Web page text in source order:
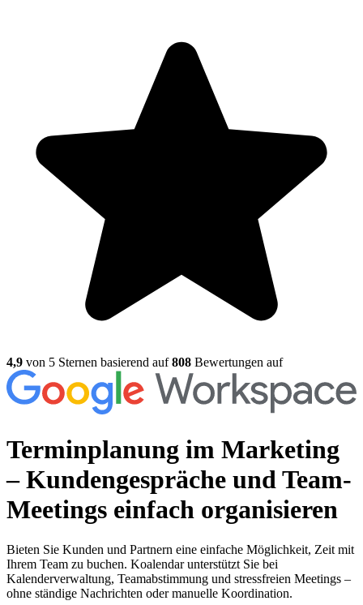
4,9 von 5 Sternen basierend auf808 Bewertungen auf
Terminplanung im Marketing
– Kundengespräche und Team-
Meetings einfach organisieren
Bieten Sie Kunden und Partnern eine einfache Möglichkeit, Zeit mit
Ihrem Team zu buchen. Koalendar unterstützt Sie bei
Kalenderverwaltung, Teamabstimmung und stressfreien Meetings –
ohne ständige Nachrichten oder manuelle Koordination.